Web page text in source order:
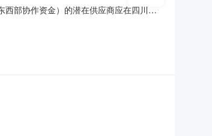
部协作资金）的潜在供应商应在四川省
金）采购方式：竞争性磋商预算金额：